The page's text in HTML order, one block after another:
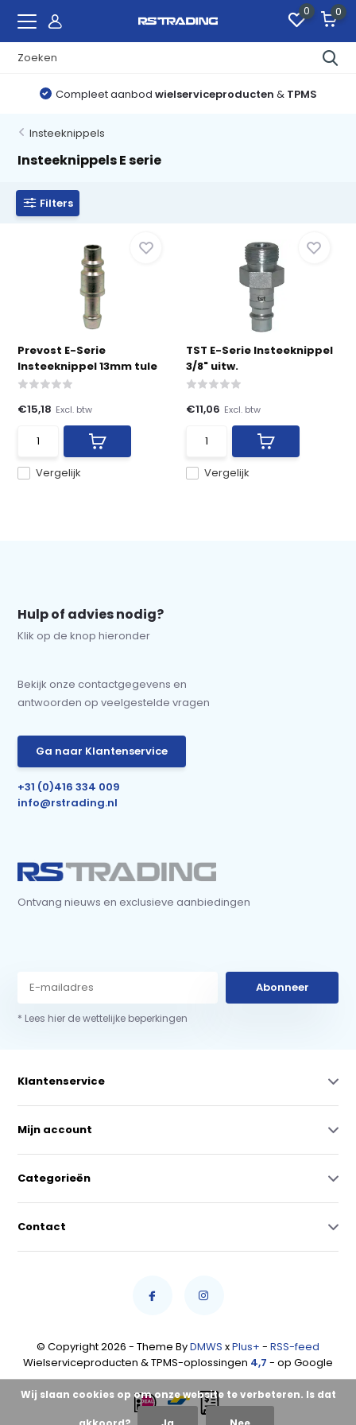
0 0
Compleet aanbod wielserviceproducten & TPMS
Insteeknippels
Insteeknippels E serie
Filters
Prevost E-Serie
Insteeknippel 13mm tule
Vergelijk
€15,18 Excl. btw
TST E-Serie Insteeknippel
3/8" uitw.
Vergelijk
€11,06 Excl. btw
Hulp of advies nodig?
Klik op de knop hieronder
Bekijk onze contactgegevens en
antwoorden op veelgestelde vragen
Ga naar Klantenservice
+31 (0)416 334 009
info@rstrading.nl
Ontvang nieuws en exclusieve aanbiedingen
Abonneer
* Lees hier de wettelijke beperkingen
Klantenservice
Mijn account
Categorieën
Contact
© Copyright 2026 - Theme ByDMWS xPlus+ - RSS-feed
Wielserviceproducten & TPMS-oplossingen 4,7 - op Google
Wij slaan cookies op om onze website te verbeteren. Is dat